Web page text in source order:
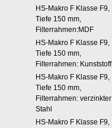
HS-Makro F Klasse F9,
Tiefe 150 mm,
Filterrahmen:MDF
HS-Makro F Klasse F9,
Tiefe 150 mm,
Filterrahmen: Kunststoff
HS-Makro F Klasse F9,
Tiefe 150 mm,
Filterrahmen: verzinkter
Stahl
HS-Makro F Klasse F9,